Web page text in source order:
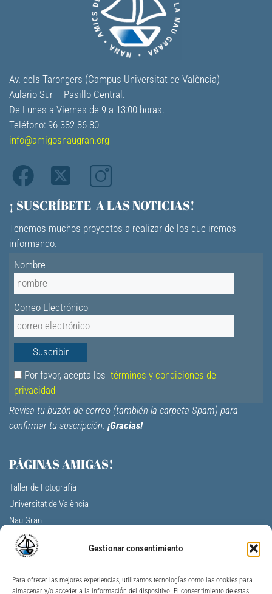
Gestionar consentimiento
Para ofrecer las mejores experiencias, utilizamos tecnologías como las cookies para
almacenar y/o acceder a la información del dispositivo. El consentimiento de estas
Av. dels Tarongers (Campus Universitat de València)
Aulario Sur – Pasillo Central.
De Lunes a Viernes de 9 a 13:00 horas.
Teléfono: 96 382 86 80
info@amigosnaugran.org
¡ SUSCRÍBETE A LAS NOTICIAS!
Tenemos muchos proyectos a realizar de los que iremos
informando.
Nombre
Correo Electrónico
Por favor, acepta los términos y condiciones de
privacidad
Revisa tu buzón de correo (también la carpeta Spam) para
confirmar tu suscripción. ¡Gracias!
PÁGINAS AMIGAS!
Taller de Fotografía
Universitat de València
Nau Gran
Centro Cultural La Nau
F.V. Aulas de la tercera edad
Universidad Permanente de Alicante